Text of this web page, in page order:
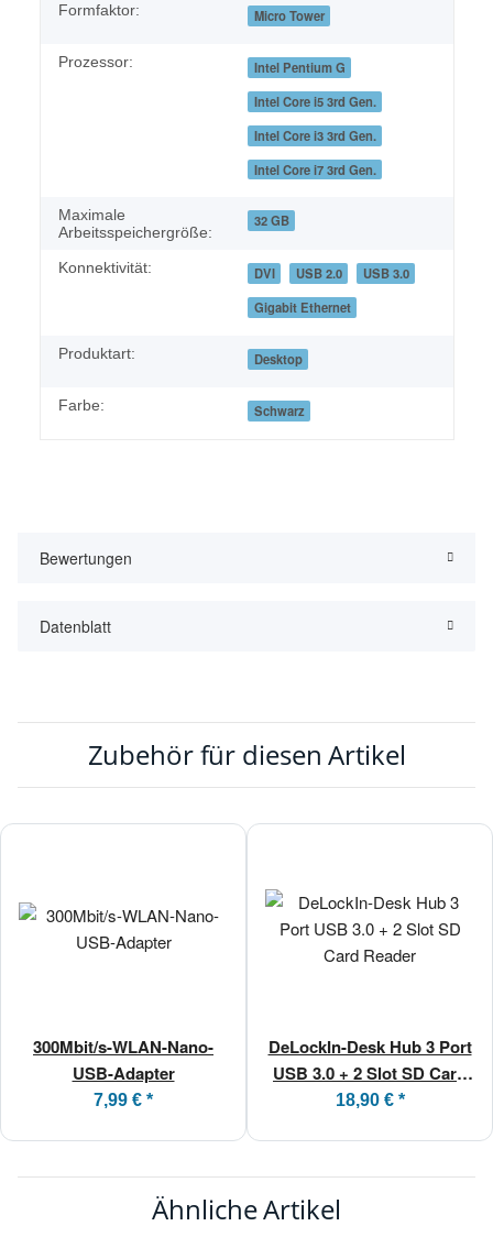
Formfaktor: Micro Tower
Prozessor:
Intel Pentium G
Intel Core i5 3rd Gen.
Intel Core i3 3rd Gen.
Intel Core i7 3rd Gen.
Maximale
Arbeitsspeichergröße:
32 GB
Konnektivität: DVI USB 2.0
USB 3.0
Gigabit Ethernet
Produktart: Desktop
Farbe: Schwarz
Bewertungen
Datenblatt
Zubehör für diesen Artikel
300Mbit/s-WLAN-Nano-
USB-Adapter
7,99 € *
DeLockIn-Desk Hub 3 Port
USB 3.0 + 2 Slot SD Card
Reader
18,90 € *
Ähnliche Artikel